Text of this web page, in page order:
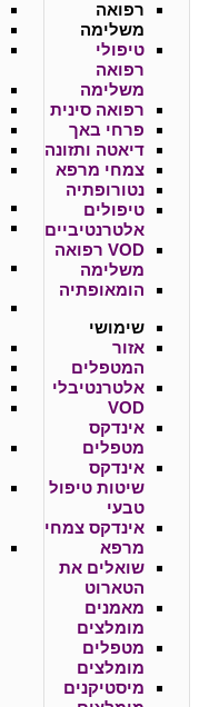
רפואה
משלימה
טיפולי
רפואה
משלימה
רפואה סינית
פרחי באך
דיאטה ותזונה
צמחי מרפא
נטורופתיה
טיפולים
אלטרנטיביים
VOD רפואה
משלימה
הומאופתיה
שימושי
אזור
המטפלים
אלטרנטיבלי
VOD
אינדקס
מטפלים
אינדקס
שיטות טיפול
טבעי
אינדקס צמחי
מרפא
שואלים את
הטארוט
מאמנים
מומלצים
מטפלים
מומלצים
מיסטיקנים